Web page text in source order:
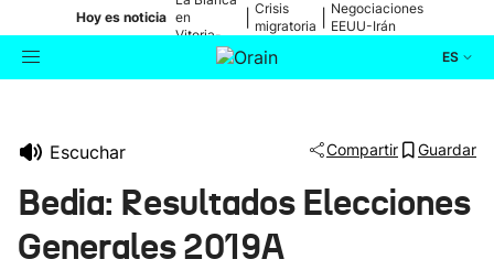
Hoy es noticia en
Vitoria-
Gasteiz
Crisis
migratoria
Negociaciones
EEUU-Irán
ES
Cultura
Escuchar Compartir Guardar
Bedia: Resultados Elecciones
Generales 2019A